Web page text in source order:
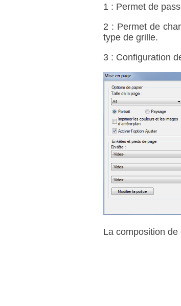
1 : Permet de
2 : Permet de
type de grille.
3 : Configuration
La composition